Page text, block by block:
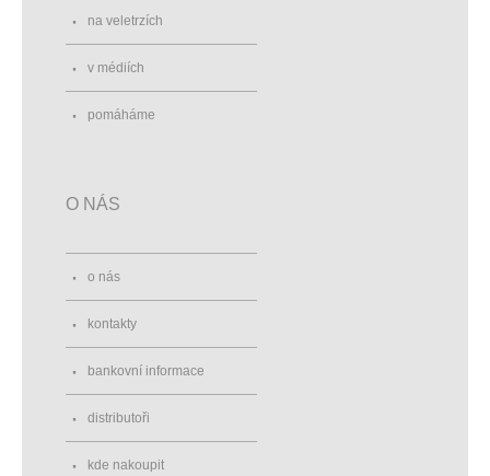
na veletrzích
v médiích
pomáháme
O NÁS
o nás
kontakty
bankovní informace
distributoři
kde nakoupit